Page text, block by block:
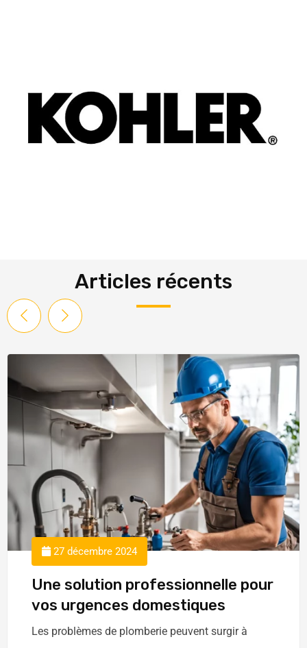
Articles récents
27 décembre 2024
Une solution professionnelle pour
vos urgences domestiques
Les problèmes de plomberie peuvent surgir à